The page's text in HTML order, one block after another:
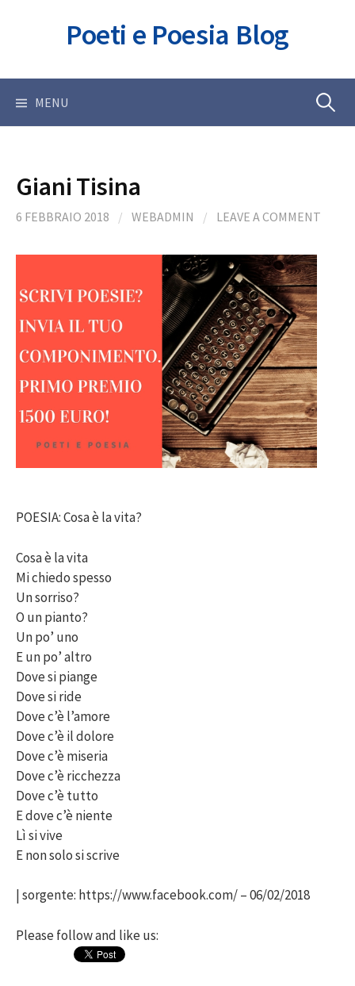
Poeti e Poesia Blog
MENU Ricerca
Giani Tisina
6 FEBBRAIO 2018 / WEBADMIN / LEAVE A COMMENT
POESIA: Cosa è la vita?
Cosa è la vita
Mi chiedo spesso
Un sorriso?
O un pianto?
Un po’ uno
E un po’ altro
Dove si piange
Dove si ride
Dove c’è l’amore
Dove c’è il dolore
Dove c’è miseria
Dove c’è ricchezza
Dove c’è tutto
E dove c’è niente
Lì si vive
E non solo si scrive
| sorgente: https://www.facebook.com/ – 06/02/2018
Please follow and like us: